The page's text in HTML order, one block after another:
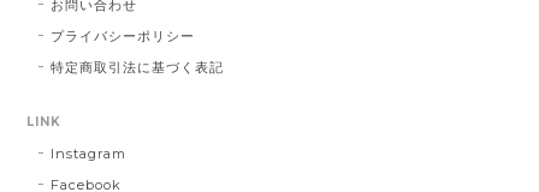
お問い合わせ
プライバシーポリシー
特定商取引法に基づく表記
LINK
Instagram
Facebook